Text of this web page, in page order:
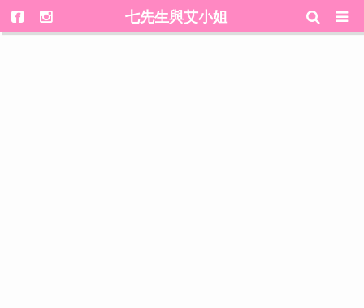
七先生與艾小姐